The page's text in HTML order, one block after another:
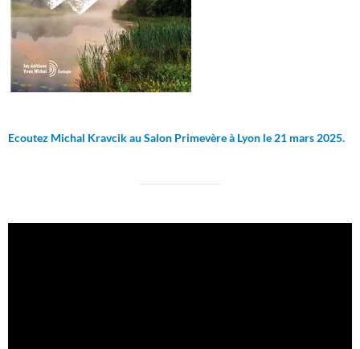
Ecoutez Michal Kravcik au Salon Primevère à Lyon le 21 mars 2025.